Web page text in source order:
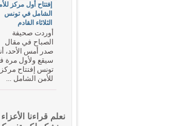
إفتتاح أول مركز
الشامل في تونس
الثلاثاء القادم
أوردت صحيفة
الصباح في مقال
صدر أمس الأحد،
سيقع ولأول مرة
تونس إفتتاح مركز
للأمن الشامل ...
نعلم قراءنا